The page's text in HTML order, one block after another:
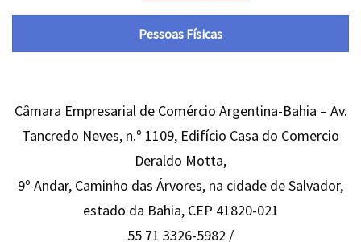
Pessoas Físicas
Câmara Empresarial de Comércio Argentina-Bahia – Av.
Tancredo Neves, n.º 1109, Edifício Casa do Comercio
Deraldo Motta,
9º Andar, Caminho das Árvores, na cidade de Salvador,
estado da Bahia, CEP 41820-021
55 71 3326-5982 /